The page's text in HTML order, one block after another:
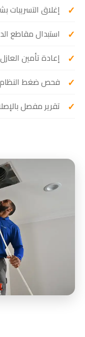
إغلاق التسريبات
استبدال مقاطع
إعادة تأمين
فحص ضغط النظام
تقرير مفصل